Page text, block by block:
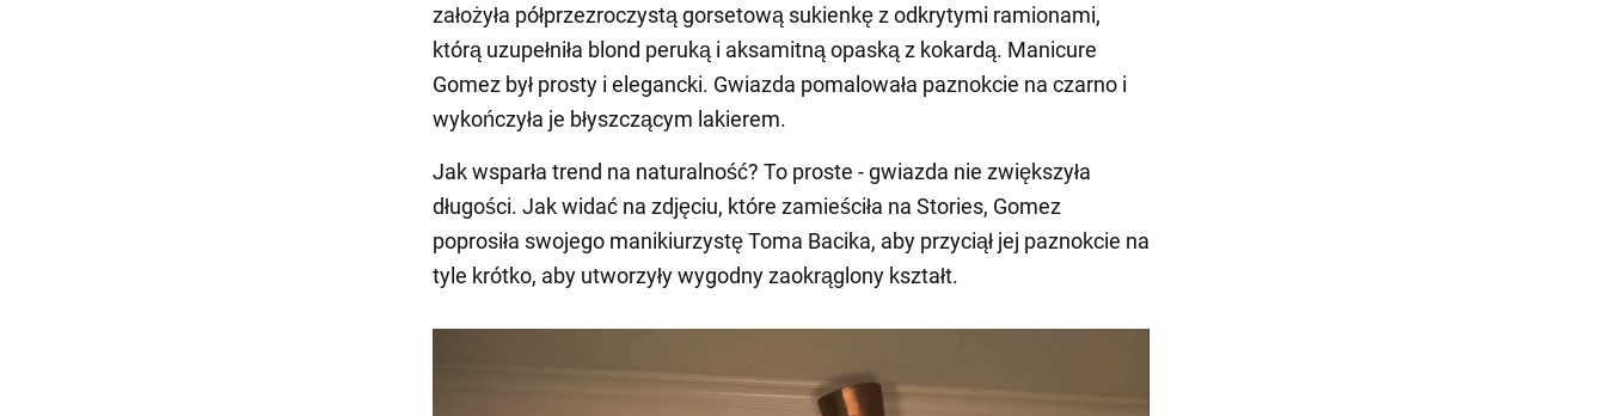
założyła półprzezroczystą gorsetową sukienkę z odkrytymi ramionami,
którą uzupełniła blond peruką i aksamitną opaską z kokardą. Manicure
Gomez był prosty i elegancki. Gwiazda pomalowała paznokcie na czarno i
wykończyła je błyszczącym lakierem.
Jak wsparła trend na naturalność? To proste - gwiazda nie zwiększyła
długości. Jak widać na zdjęciu, które zamieściła na Stories, Gomez
poprosiła swojego manikiurzystę Toma Bacika, aby przyciął jej paznokcie na
tyle krótko, aby utworzyły wygodny zaokrąglony kształt.